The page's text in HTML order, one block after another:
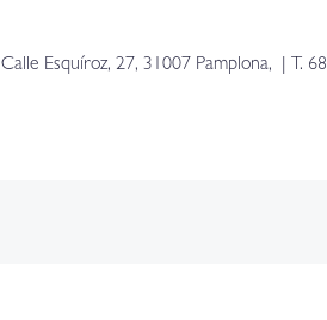
Calle Esquíroz, 27, 31007 Pamplona, | T.